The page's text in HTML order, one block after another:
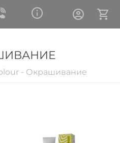
- Окрашивание